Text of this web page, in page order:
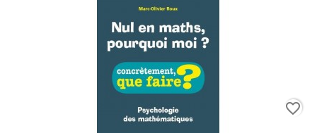
favorite_border